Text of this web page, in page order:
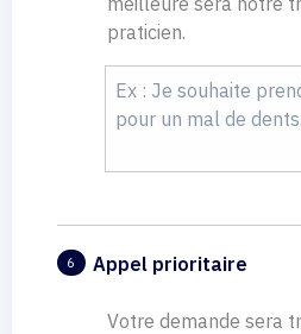
praticien.
6 Appel prioritaire
Votre demande sera